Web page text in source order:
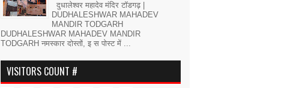
दुधालेश्वर महादेव मंदिर टॉडगढ़ |
DUDHALESHWAR MAHADEV
MANDIR TODGARH
DUDHALESHWAR MAHADEV MANDIR
TODGARH नमस्कार दोस्तों, इ स पोस्ट में ...
VISITORS COUNT #